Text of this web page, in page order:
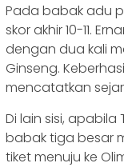
Pada babak adu
skor akhir 10-11.
dengan dua kali
Ginseng.
mencatatkan
Di lain sisi, apabila
babak tiga besar
tiket menuju ke